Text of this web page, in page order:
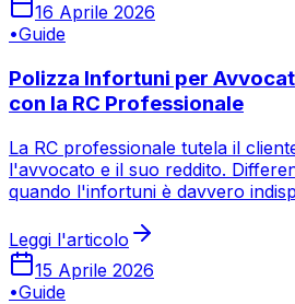
16 Aprile 2026
•Guide
Polizza Infortuni per
con la RC Professionale
La RC professionale tutela il
l'avvocato e il suo reddito.
quando l'infortuni è davvero
Leggi l'articolo
15 Aprile 2026
•Guide